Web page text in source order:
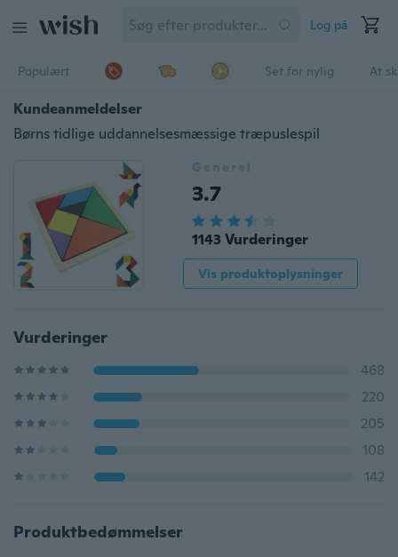
Log på
Populært Set for nylig At
Kundeanmeldelser
Børns tidlige uddannelsesmæssige træpuslespil
Generel
3.7
1143 Vurderinger
Vis produktoplysninger
Vurderinger
468
220
205
108
142
Produktbedømmelser